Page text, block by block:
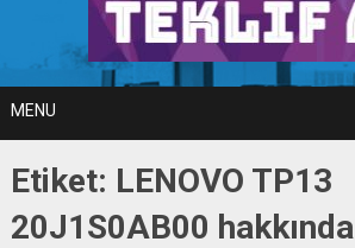
MENU
Etiket: LENOVO TP13
20J1S0AB00 hakkında